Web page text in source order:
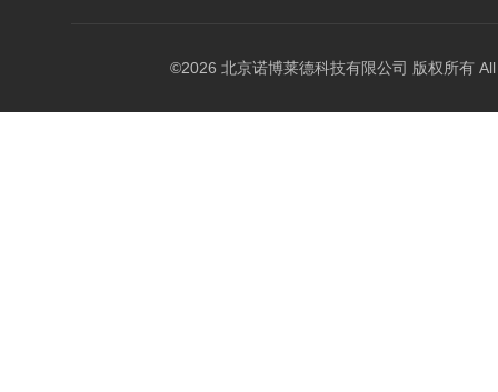
©2026 北京诺博莱德科技有限公司 版权所有